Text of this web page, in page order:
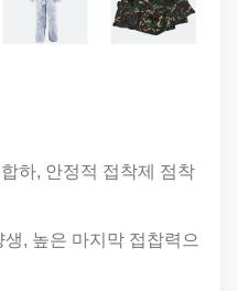
하, 안정적 접착제 점착
, 높은 마지막 접찹력으